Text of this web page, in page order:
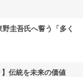
圭吾氏へ誓う「多く
】伝統を未来の価値